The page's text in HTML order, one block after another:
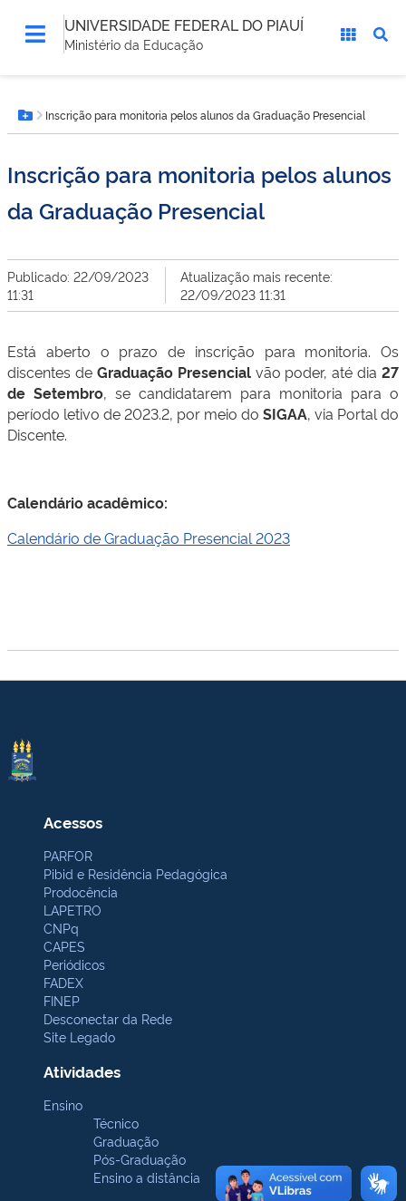
UNIVERSIDADE FEDERAL DO PIAUÍ
Ministério da Educação
está
aqui:Botão Menu
Inscrição para monitoria pelos alunos da Graduação Presencial
Inscrição para monitoria pelos alunos
da Graduação Presencial
Publicado: 22/09/2023
11:31
Atualização mais recente:
22/09/2023 11:31
Está aberto o prazo de inscrição para monitoria. Os
discentes de Graduação Presencialvão poder, até dia 27
de Setembro, se candidatarem para monitoria para o
período letivo de 2023.2, por meio do SIGAA, via Portal do
Discente.
Calendário acadêmico:
Calendário de Graduação Presencial 2023
Acessos
PARFOR
Pibid e Residência Pedagógica
Prodocência
LAPETRO
CNPq
CAPES
Periódicos
FADEX
FINEP
Desconectar da Rede
Site Legado
Atividades
Ensino
Técnico
Graduação
Pós-Graduação
Ensino a distância